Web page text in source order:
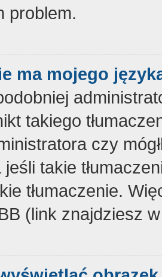
problem.
ma mojego
takiego
czy
jeśli takie
tłumaczenie.
(link znajdziesz